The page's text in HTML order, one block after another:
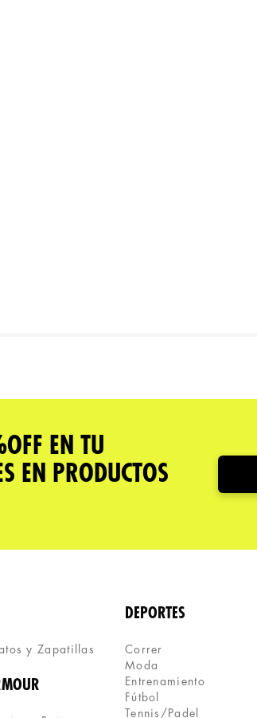
EN TU
EN PRODUCTOS
y Zapatillas
DEPORTES
Correr
Moda
Entrenamiento
Fútbol
Tennis/Padel